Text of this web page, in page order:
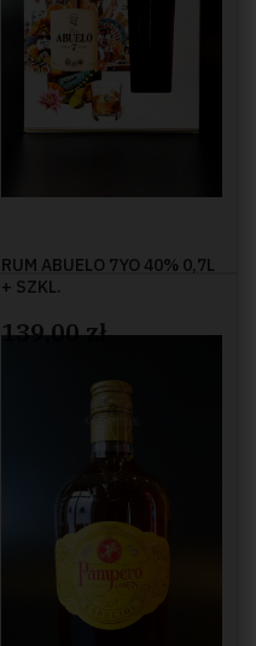
RUM ABUELO 7YO 40% 0,7L
+ SZKL.
139,00 zł